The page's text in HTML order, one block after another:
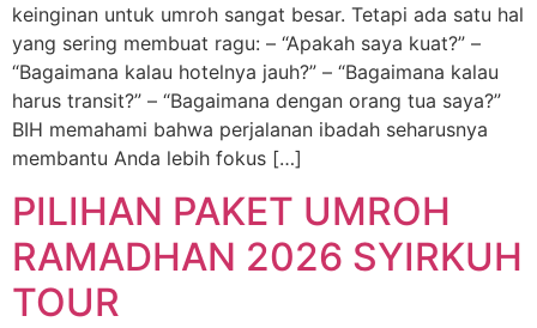
keinginan untuk umroh sangat besar. Tetapi ada satu hal
yang sering membuat ragu: – “Apakah saya kuat?” –
“Bagaimana kalau hotelnya jauh?” – “Bagaimana kalau
harus transit?” – “Bagaimana dengan orang tua saya?”
BIH memahami bahwa perjalanan ibadah seharusnya
membantu Anda lebih fokus […]
PILIHAN PAKET UMROH
RAMADHAN 2026 SYIRKUH
TOUR